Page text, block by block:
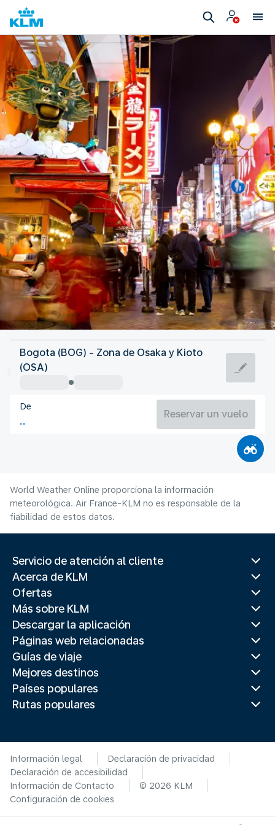
Japón
Osaka
Duración del vuelo
28°C
Bogota (BOG) - Zona de Osaka y Kioto
(OSA)
De
Reservar un vuelo
World Weather Online proporciona la información
meteorológica. Air France-KLM no es responsable de la
fiabilidad de estos datos.
Servicio de atención al cliente
Acerca de KLM
Ofertas
Más sobre KLM
Descargar la aplicación
Páginas web relacionadas
Guías de viaje
Mejores destinos
Países populares
Rutas populares
Información legal
Declaración de privacidad
Declaración de accesibilidad
Información de Contacto
© 2026 KLM
Configuración de cookies